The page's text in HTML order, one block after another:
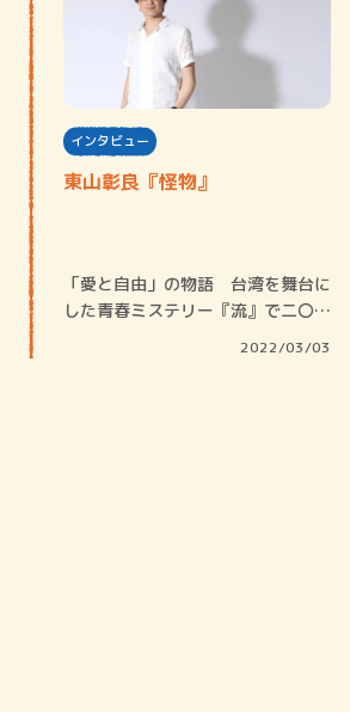
インタビュー
東山彰良『怪物』
「愛と自由」の物語 台湾を舞台に
した青春ミステリー『流』で二〇一
2022/03/03